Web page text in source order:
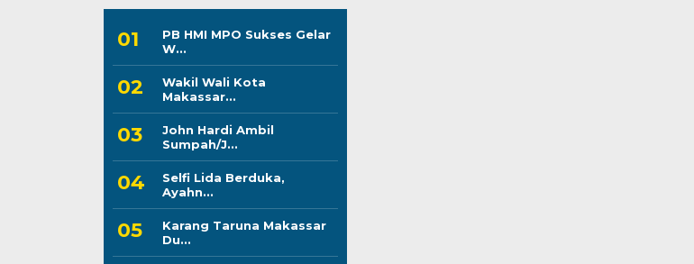
PB HMI MPO Sukses Gelar
W...
Wakil Wali Kota
Makassar...
John Hardi Ambil
Sumpah/J...
Selfi Lida Berduka,
Ayahn...
Karang Taruna Makassar
Du...